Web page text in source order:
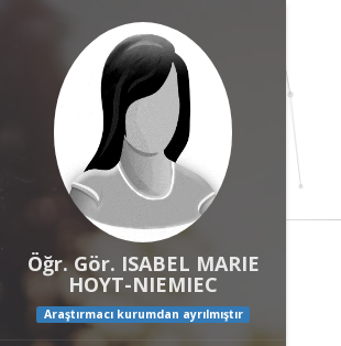
Öğr. Gör. ISABEL MARIE
HOYT-NIEMIEC
Araştırmacı kurumdan ayrılmıştır